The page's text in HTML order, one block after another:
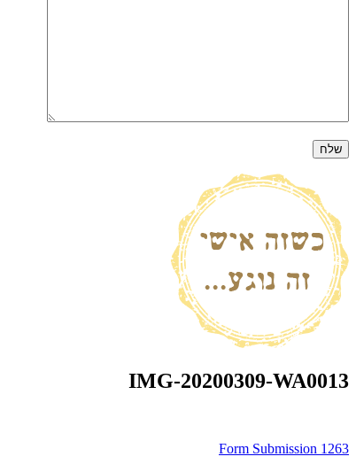
IMG-20200309-WA0013
ניווט
Form Submission 1263